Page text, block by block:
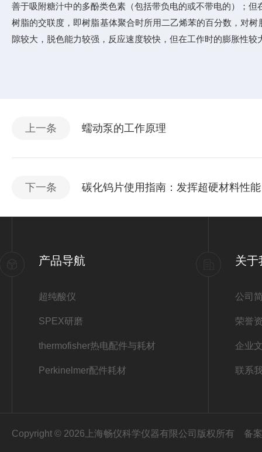
善于吸附糖汁中的多酚类色素（包括带负电的或不带电的）；
树脂的交联度，即树脂基体聚合时所用二乙烯苯的百分数，对
隙较大，脱色能力较强，反应速度较快，但在工作时的膨胀性
上一条 蠕动泵的工作原理
下一条 碳化钨片使用指南：发挥超硬材料性能
产品导航
超纯酸仪
SPEX研磨
thermofisher热电配件与耗材
Perkinelmer配件耗材
关于
公司
荣誉
企业
联系
Copyright © 2026上海畅仪科学仪器有限公司版权所有 备